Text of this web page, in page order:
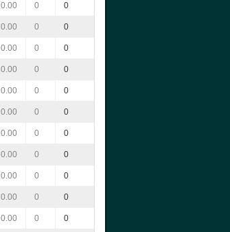
0.00 0 0
0.00 0 0
0.00 0 0
0.00 0 0
0.00 0 0
0.00 0 0
0.00 0 0
0.00 0 0
0.00 0 0
0.00 0 0
0.00 0 0